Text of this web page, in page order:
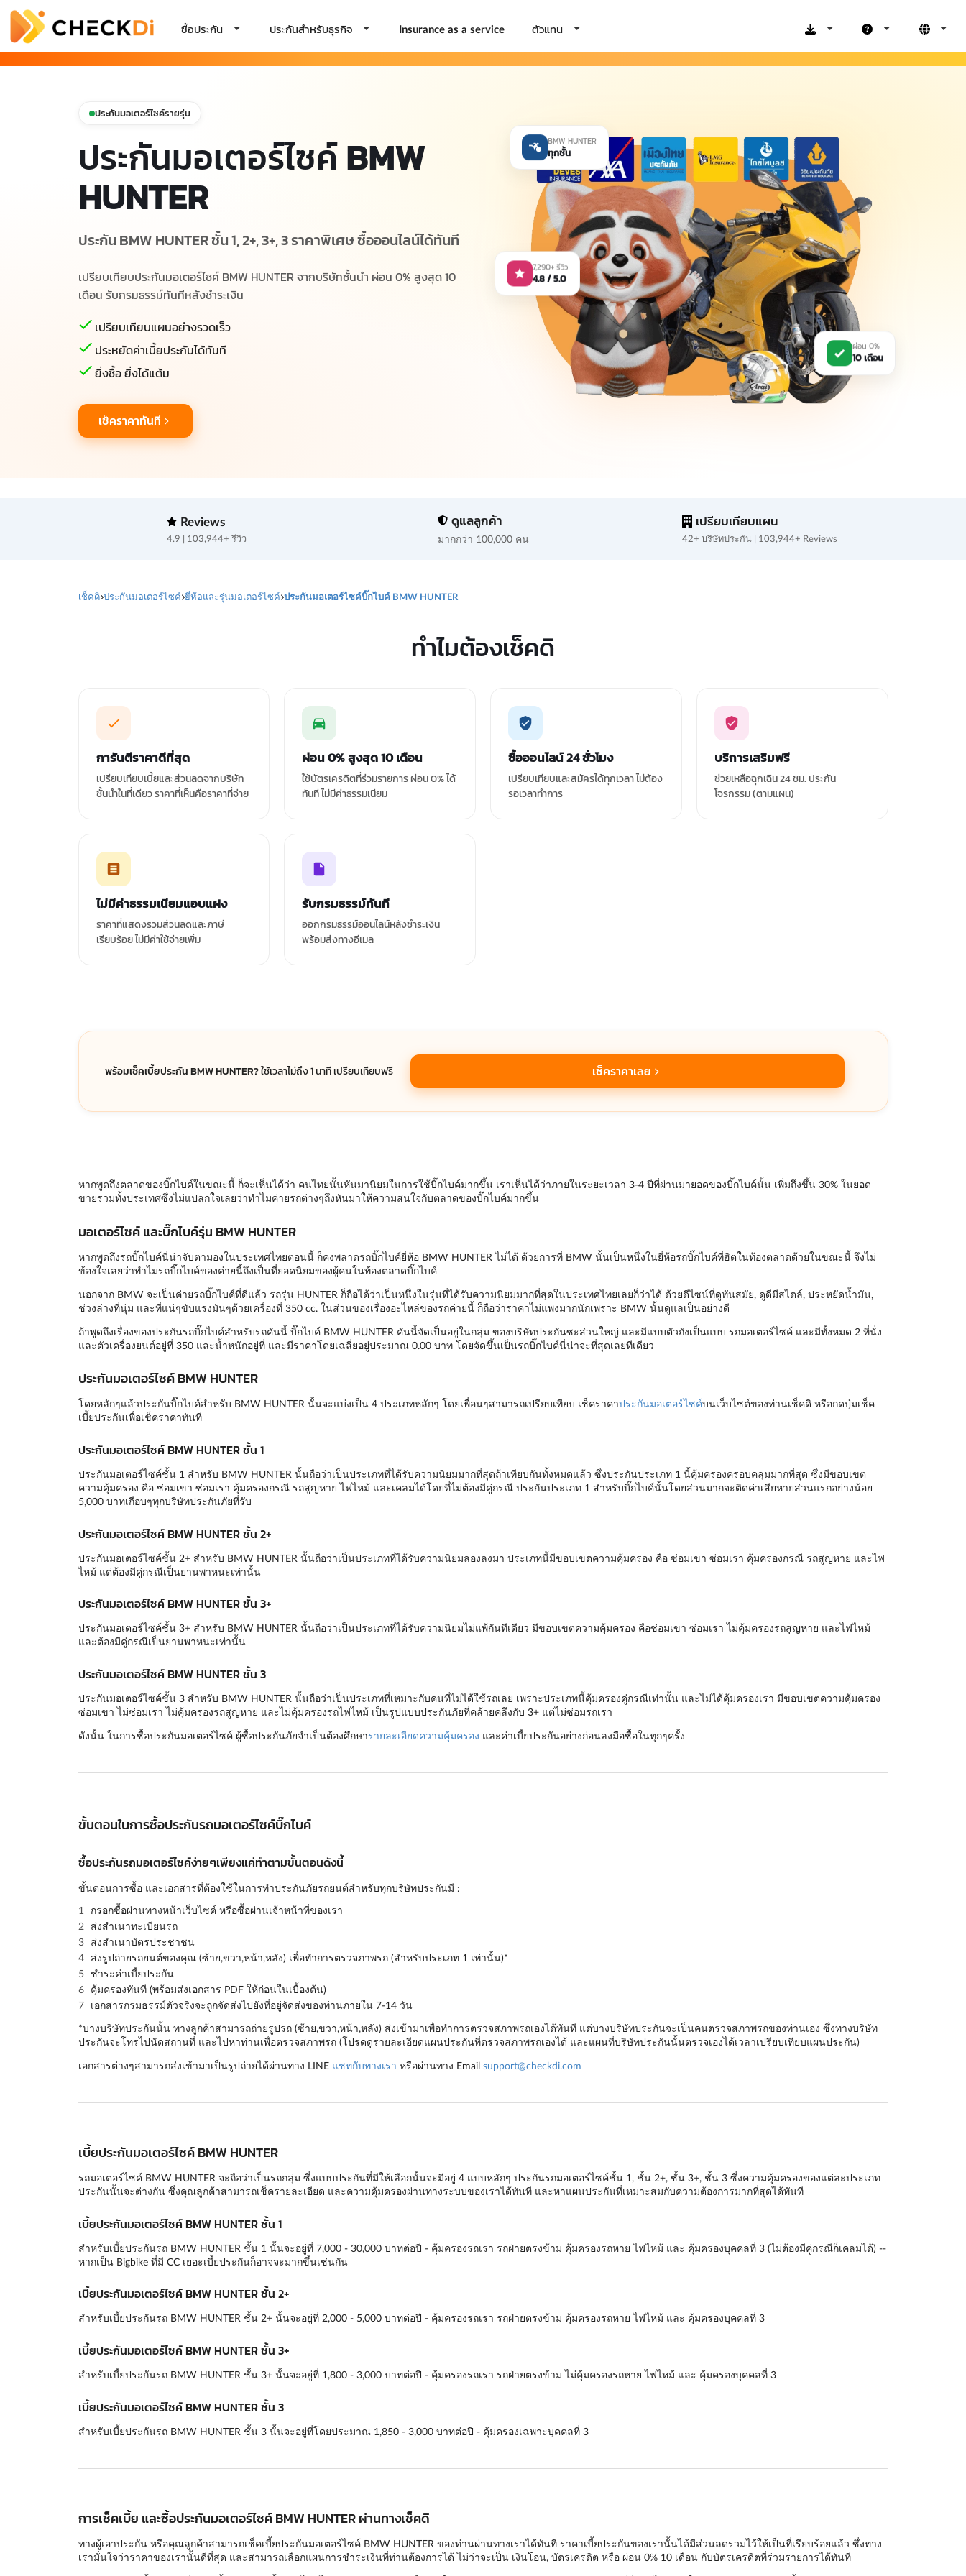
ซื้อประกัน ประกันสำหรับธุรกิจ Insurance as a service ตัวแทน
ประกันมอเตอร์ไซค์รายรุ่น
ประกันมอเตอร์ไซค์BMW
HUNTER
ประกัน BMW HUNTER ชั้น 1, 2+, 3+, 3 ราคาพิเศษ ซื้อออนไลน์ได้ทันที
เปรียบเทียบประกันมอเตอร์ไซค์ BMW HUNTER จากบริษัทชั้นนำ ผ่อน 0% สูงสุด 10
เดือน รับกรมธรรม์ทันทีหลังชำระเงิน
เปรียบเทียบแผนอย่างรวดเร็ว
ประหยัดค่าเบี้ยประกันได้ทันที
ยิ่งซื้อ ยิ่งได้แต้ม
เช็คราคาทันที
BMW HUNTER
ทุกชั้น
ผ่อน 0%
10 เดือน
7,290+ รีวิว
4.8 / 5.0
Reviews
4.9 | 103,944+ รีวิว
ดูแลลูกค้า
มากกว่า 100,000 คน
เปรียบเทียบแผน
42+ บริษัทประกัน | 103,944+ Reviews
เช็คดิ ประกันมอเตอร์ไซค์ ยี่ห้อและรุ่นมอเตอร์ไซค์ ประกันมอเตอร์ไซค์บิ๊กไบค์ BMW HUNTER
ทำไมต้องเช็คดิ
การันตีราคาดีที่สุด
เปรียบเทียบเบี้ยและส่วนลดจากบริษัท
ชั้นนำในที่เดียว ราคาที่เห็นคือราคาที่จ่าย
ผ่อน 0% สูงสุด 10 เดือน
ใช้บัตรเครดิตที่ร่วมรายการ ผ่อน 0% ได้
ทันที ไม่มีค่าธรรมเนียม
ซื้อออนไลน์ 24 ชั่วโมง
เปรียบเทียบและสมัครได้ทุกเวลา ไม่ต้อง
รอเวลาทำการ
บริการเสริมฟรี
ช่วยเหลือฉุกเฉิน 24 ชม. ประกัน
โจรกรรม (ตามแผน)
ไม่มีค่าธรรมเนียมแอบแฝง
ราคาที่แสดงรวมส่วนลดและภาษี
เรียบร้อย ไม่มีค่าใช้จ่ายเพิ่ม
รับกรมธรรม์ทันที
ออกกรมธรรม์ออนไลน์หลังชำระเงิน
พร้อมส่งทางอีเมล
พร้อมเช็คเบี้ยประกัน BMW HUNTER?ใช้เวลาไม่ถึง 1 นาที เปรียบเทียบฟรี เช็คราคาเลย
หากพูดถึงตลาดของบิ๊กไบค์ในขณะนี้ ก็จะเห็นได้ว่า คนไทยนั้นหันมานิยมในการใช้บิ๊กไบค์มากขึ้น เราเห็นได้ว่าภายในระยะเวลา 3-4 ปีที่ผ่านมายอดของบิ๊กไบค์นั้น เพิ่มถึงขึ้น 30% ในยอด
ขายรวมทั้งประเทศซึ่งไม่แปลกใจเลยว่าทำไมค่ายรถต่างๆถึงหันมาให้ความสนใจกับตลาดของบิ๊กไบค์มากขึ้น
มอเตอร์ไซค์ และบิ๊กไบค์รุ่น BMW HUNTER
หากพูดถึงรถบิ๊กไบค์นี่น่าจับตามองในประเทศไทยตอนนี้ ก็คงพลาดรถบิ๊กไบค์ยี่ห้อ BMW HUNTER ไม่ได้ ด้วยการที่ BMW นั้นเป็นหนึ่งในยี่ห้อรถบิ๊กไบค์ที่ฮิตในท้องตลาดด้วยในขณะนี้ จึงไม่
ข้องใจเลยว่าทำไมรถบิ๊กไบค์ของค่ายนี้ถึงเป็นที่ยอดนิยมของผู้คนในท้องตลาดบิ๊กไบค์
นอกจาก BMW จะเป็นค่ายรถบิ๊กไบค์ที่ดีแล้ว รถรุ่น HUNTER ก็ถือได้ว่าเป็นหนึ่งในรุ่นที่ได้รับความนิยมมากที่สุดในประเทศไทยเลยก็ว่าได้ ด้วยดีไซน์ที่ดูทันสมัย, ดูดีมีสไตล์, ประหยัดน้ำมัน,
ช่วงล่างที่นุ่ม และที่แน่ๆขับแรงมันๆด้วยเครื่องที่ 350 cc. ในส่วนของเรื่องอะไหล่ของรถค่ายนี้ ก็ถือว่าราคาไม่แพงมากนักเพราะ BMW นั้นดูแลเป็นอย่างดี
ถ้าพูดถึงเรื่องของประกันรถบิ๊กไบค์สำหรับรถคันนี้ บิ๊กไบค์ BMW HUNTER คันนี้จัดเป็นอยู่ในกลุ่ม ของบริษัทประกันซะส่วนใหญ่ และมีแบบตัวถังเป็นแบบ รถมอเตอร์ไซค์ และมีทั้งหมด 2 ที่นั่ง
และตัวเครื่องยนต์อยู่ที่ 350 และน้ำหนักอยู่ที่ และมีราคาโดยเฉลี่ยอยู่ประมาณ 0.00 บาท โดยจัดขึ้นเป็นรถบิ๊กไบค์นี่น่าจะที่สุดเลยทีเดียว
ประกันมอเตอร์ไซค์ BMW HUNTER
โดยหลักๆแล้วประกันบิ๊กไบค์สำหรับ BMW HUNTER นั้นจะแบ่งเป็น 4 ประเภทหลักๆ โดยเพื่อนๆสามารถเปรียบเทียบ เช็คราคาประกันมอเตอร์ไซค์บนเว็บไซต์ของท่านเช็คดิ หรือกดปุ่มเช็ค
เบี้ยประกันเพื่อเช็คราคาทันที
ประกันมอเตอร์ไซค์ BMW HUNTER ชั้น 1
ประกันมอเตอร์ไซค์ชั้น 1 สำหรับ BMW HUNTER นั้นถือว่าเป็นประเภทที่ได้รับความนิยมมากที่สุดถ้าเทียบกันทั้งหมดแล้ว ซึ่งประกันประเภท 1 นี้คุ้มครองครอบคลุมมากที่สุด ซึ่งมีขอบเขต
ความคุ้มครอง คือ ซ่อมเขา ซ่อมเรา คุ้มครองกรณี รถสูญหาย ไฟไหม้ และเคลมได้โดยที่ไม่ต้องมีคู่กรณี ประกันประเภท 1 สำหรับบิ๊กไบค์นั้นโดยส่วนมากจะติดค่าเสียหายส่วนแรกอย่างน้อย
5,000 บาทเกือบๆทุกบริษัทประกันภัยที่รับ
ประกันมอเตอร์ไซค์ BMW HUNTER ชั้น 2+
ประกันมอเตอร์ไซค์ชั้น 2+ สำหรับ BMW HUNTER นั้นถือว่าเป็นประเภทที่ได้รับความนิยมลองลงมา ประเภทนี้มีขอบเขตความคุ้มครอง คือ ซ่อมเขา ซ่อมเรา คุ้มครองกรณี รถสูญหาย และไฟ
ไหม้ แต่ต้องมีคู่กรณีเป็นยานพาหนะเท่านั้น
ประกันมอเตอร์ไซค์ BMW HUNTER ชั้น 3+
ประกันมอเตอร์ไซค์ชั้น 3+ สำหรับ BMW HUNTER นั้นถือว่าเป็นประเภทที่ได้รับความนิยมไม่แพ้กันทีเดียว มีขอบเขตความคุ้มครอง คือซ่อมเขา ซ่อมเรา ไม่คุ้มครองรถสูญหาย และไฟไหม้
และต้องมีคู่กรณีเป็นยานพาหนะเท่านั้น
ประกันมอเตอร์ไซค์ BMW HUNTER ชั้น 3
ประกันมอเตอร์ไซค์ชั้น 3 สำหรับ BMW HUNTER นั้นถือว่าเป็นประเภทที่เหมาะกับคนที่ไม่ได้ใช้รถเลย เพราะประเภทนี้คุ้มครองคู่กรณีเท่านั้น และไม่ได้คุ้มครองเรา มีขอบเขตความคุ้มครอง
ซ่อมเขา ไม่ซ่อมเรา ไม่คุ้มครองรถสูญหาย และไม่คุ้มครองรถไฟไหม้ เป็นรูปแบบประกันภัยที่คล้ายคลึงกับ 3+ แต่ไม่ซ่อมรถเรา
ดังนั้น ในการซื้อประกันมอเตอร์ไซค์ ผู้ซื้อประกันภัยจำเป็นต้องศึกษารายละเอียดความคุ้มครอง และค่าเบี้ยประกันอย่างก่อนลงมือซื้อในทุกๆครั้ง
ขั้นตอนในการซื้อประกันรถมอเตอร์ไซค์บิ๊กไบค์
ซื้อประกันรถมอเตอร์ไซค์ง่ายๆเพียงแค่ทำตามขั้นตอนดังนี้
ขั้นตอนการซื้อ และเอกสารที่ต้องใช้ในการทำประกันภัยรถยนต์สำหรับทุกบริษัทประกันมี :
กรอกซื้อผ่านทางหน้าเว็บไซค์ หรือซื้อผ่านเจ้าหน้าที่ของเรา
ส่งสำเนาทะเบียนรถ
ส่งสำเนาบัตรประชาชน
ส่งรูปถ่ายรถยนต์ของคุณ (ซ้าย,ขวา,หน้า,หลัง) เพื่อทำการตรวจภาพรถ (สำหรับประเภท 1 เท่านั้น)*
ชำระค่าเบี้ยประกัน
คุ้มครองทันที (พร้อมส่งเอกสาร PDF ให้ก่อนในเบื้องต้น)
เอกสารกรมธรรม์ตัวจริงจะถูกจัดส่งไปยังที่อยู่จัดส่งของท่านภายใน 7-14 วัน
*บางบริษัทประกันนั้น ทางลูกค้าสามารถถ่ายรูปรถ (ซ้าย,ขวา,หน้า,หลัง) ส่งเข้ามาเพื่อทำการตรวจสภาพรถเองได้ทันที แต่บางบริษัทประกันจะเป็นคนตรวจสภาพรถของท่านเอง ซึ่งทางบริษัท
ประกันจะโทรไปนัดสถานที่ และไปหาท่านเพื่อตรวจสภาพรถ (โปรดดูรายละเอียดแผนประกันที่ตรวจสภาพรถเองได้ และแผนที่บริษัทประกันนั้นตรวจเองได้เวลาเปรียบเทียบแผนประกัน)
เอกสารต่างๆสามารถส่งเข้ามาเป็นรูปถ่ายได้ผ่านทาง LINE แชทกับทางเรา หรือผ่านทาง Email support@checkdi.com
เบี้ยประกันมอเตอร์ไซค์ BMW HUNTER
รถมอเตอร์ไซค์ BMW HUNTER จะถือว่าเป็นรถกลุ่ม ซึ่งแบบประกันที่มีให้เลือกนั้นจะมีอยู่ 4 แบบหลักๆ ประกันรถมอเตอร์ไซค์ชั้น 1, ชั้น 2+, ชั้น 3+, ชั้น 3ซึ่งความคุ้มครองของแต่ละประเภท
ประกันนั้นจะต่างกัน ซึ่งคุณลูกค้าสามารถเช็ครายละเอียด และความคุ้มครองผ่านทางระบบของเราได้ทันที และหาแผนประกันที่เหมาะสมกับความต้องการมากที่สุดได้ทันที
เบี้ยประกันมอเตอร์ไซค์ BMW HUNTER ชั้น 1
สำหรับเบี้ยประกันรถ BMW HUNTER ชั้น 1 นั้นจะอยู่ที่ 7,000 - 30,000 บาทต่อปี - คุ้มครองรถเรา รถฝ่ายตรงข้าม คุ้มครองรถหาย ไฟไหม้ และ คุ้มครองบุคคลที่ 3 (ไม่ต้องมีคู่กรณีก็เคลมได้) --
หากเป็น Bigbike ที่มี CC เยอะเบี้ยประกันก็อาจจะมากขึ้นเช่นกัน
เบี้ยประกันมอเตอร์ไซค์ BMW HUNTER ชั้น 2+
สำหรับเบี้ยประกันรถ BMW HUNTER ชั้น 2+ นั้นจะอยู่ที่ 2,000 - 5,000 บาทต่อปี - คุ้มครองรถเรา รถฝ่ายตรงข้าม คุ้มครองรถหาย ไฟไหม้ และ คุ้มครองบุคคลที่ 3
เบี้ยประกันมอเตอร์ไซค์ BMW HUNTER ชั้น 3+
สำหรับเบี้ยประกันรถ BMW HUNTER ชั้น 3+ นั้นจะอยู่ที่ 1,800 - 3,000 บาทต่อปี - คุ้มครองรถเรา รถฝ่ายตรงข้าม ไม่คุ้มครองรถหาย ไฟไหม้ และ คุ้มครองบุคคลที่ 3
เบี้ยประกันมอเตอร์ไซค์ BMW HUNTER ชั้น 3
สำหรับเบี้ยประกันรถ BMW HUNTER ชั้น 3 นั้นจะอยู่ที่โดยประมาณ 1,850 - 3,000 บาทต่อปี - คุ้มครองเฉพาะบุคคลที่ 3
การเช็คเบี้ย และซื้อประกันมอเตอร์ไซค์ BMW HUNTER ผ่านทางเช็คดิ
ทางผู้เอาประกัน หรือคุณลูกค้าสามารถเช็คเบี้ยประกันมอเตอร์ไซค์ BMW HUNTER ของท่านผ่านทางเราได้ทันที ราคาเบี้ยประกันของเรานั้นได้มีส่วนลดรวมไว้ให้เป็นที่เรียบร้อยแล้ว ซึ่งทาง
เรามั่นใจว่าราคาของเรานั้นดีที่สุด และสามารถเลือกแผนการชำระเงินที่ท่านต้องการได้ ไม่ว่าจะเป็น เงินโอน, บัตรเครดิต หรือ ผ่อน 0% 10 เดือน กับบัตรเครดิตที่ร่วมรายการได้ทันที